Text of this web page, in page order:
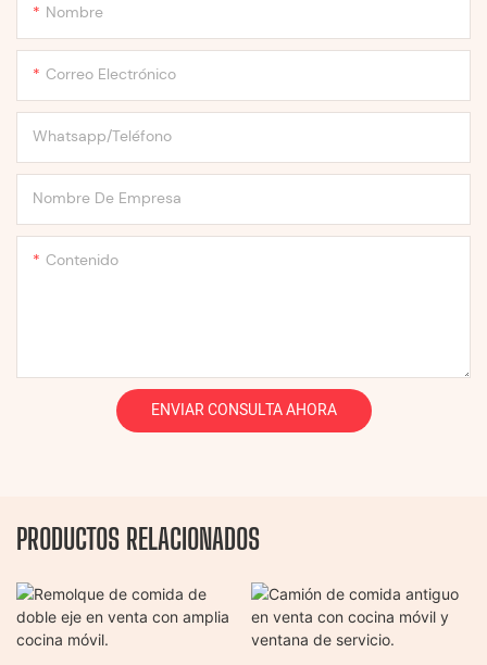
Nombre
Correo Electrónico
Whatsapp/Teléfono
Nombre De Empresa
Contenido
ENVIAR CONSULTA AHORA
PRODUCTOS RELACIONADOS